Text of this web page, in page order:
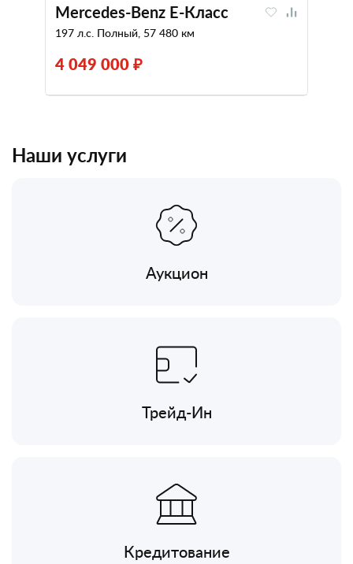
Mercedes-Benz E-Класс
197 л.с. Полный, 57 480 км
4 049 000 ₽
Наши услуги
Аукцион
Трейд-Ин
Кредитование